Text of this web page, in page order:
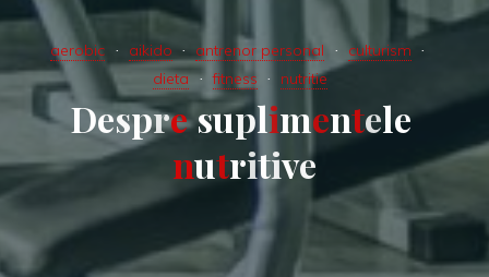
aerobic aikido antrenor personal
culturism
dieta
fitness nutritie
Despresuplimentele
nutritive